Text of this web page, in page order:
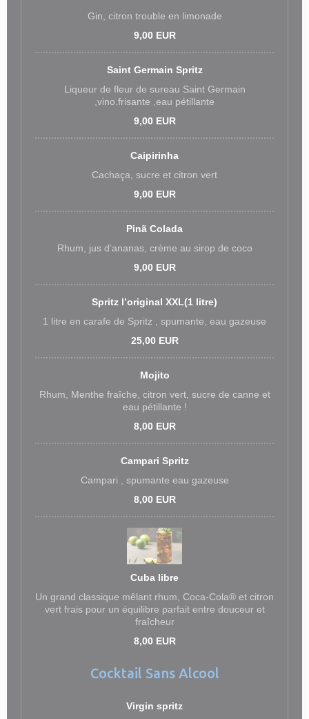
Gin, citron trouble en limonade
9,00 EUR
Saint Germain Spritz
Liqueur de fleur de sureau Saint Germain
,vino.frisante ,eau pétillante
9,00 EUR
Caipirinha
Cachaça, sucre et citron vert
9,00 EUR
Pinã Colada
Rhum, jus d’ananas, crème au sirop de coco
9,00 EUR
Spritz l’original XXL(1 litre)
1 litre en carafe de Spritz , spumante, eau gazeuse
25,00 EUR
Mojito
Rhum, Menthe fraîche, citron vert, sucre de canne et
eau pétillante !
8,00 EUR
Campari Spritz
Campari , spumante eau gazeuse
8,00 EUR
Cuba libre
Un grand classique mêlant rhum, Coca-Cola® et citron
vert frais pour un équilibre parfait entre douceur et
fraîcheur
8,00 EUR
Cocktail Sans Alcool
Virgin spritz